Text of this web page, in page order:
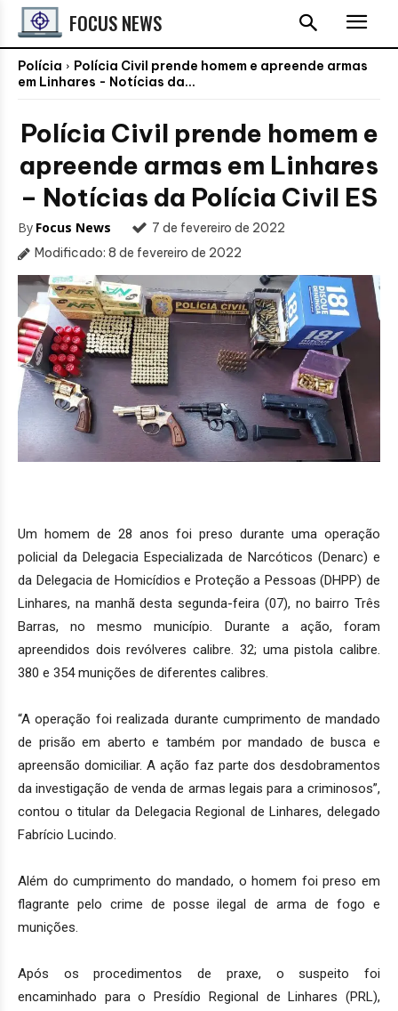
FOCUS NEWS
Polícia
Polícia Civil prende homem e apreende armas
em Linhares - Notícias da...
Polícia Civil prende homem e
apreende armas em Linhares
– Notícias da Polícia Civil ES
By Focus News
7 de fevereiro de 2022
Modificado: 8 de fevereiro de 2022
Um homem de 28 anos foi preso durante uma operação
policial da Delegacia Especializada de Narcóticos (Denarc) e
da Delegacia de Homicídios e Proteção a Pessoas (DHPP) de
Linhares, na manhã desta segunda-feira (07), no bairro Três
Barras, no mesmo município. Durante a ação, foram
apreendidos dois revólveres calibre. 32; uma pistola calibre.
380 e 354 munições de diferentes calibres.
“A operação foi realizada durante cumprimento de mandado
de prisão em aberto e também por mandado de busca e
apreensão domiciliar. A ação faz parte dos desdobramentos
da investigação de venda de armas legais para a criminosos”,
contou o titular da Delegacia Regional de Linhares, delegado
Fabrício Lucindo.
Além do cumprimento do mandado, o homem foi preso em
flagrante pelo crime de posse ilegal de arma de fogo e
munições.
Após os procedimentos de praxe, o suspeito foi
encaminhado para o Presídio Regional de Linhares (PRL),